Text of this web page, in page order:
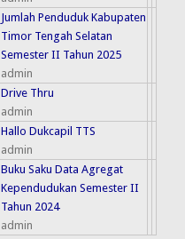
Jumlah Penduduk Kabupaten
Timor Tengah Selatan
Semester II Tahun 2025
admin
Drive Thru
admin
Hallo Dukcapil TTS
admin
Buku Saku Data Agregat
Kependudukan Semester II
Tahun 2024
admin